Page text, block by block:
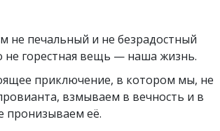
не печальный и не безрадостный
не горестная вещь — наша жизнь.
приключение, в котором мы, не
взмываем в вечность и в
пронизываем её.